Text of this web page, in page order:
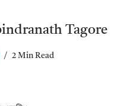
Tagore
2 Min Read